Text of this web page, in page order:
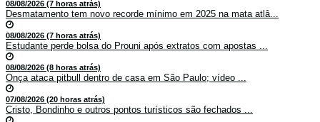
08/08/2026 (7 horas atrás)
Desmatamento tem novo recorde mínimo em 2025 na mata atlâ...
08/08/2026 (7 horas atrás)
Estudante perde bolsa do Prouni após extratos com apostas ...
08/08/2026 (8 horas atrás)
Onça ataca pitbull dentro de casa em São Paulo; vídeo ...
07/08/2026 (20 horas atrás)
Cristo, Bondinho e outros pontos turísticos são fechados ...